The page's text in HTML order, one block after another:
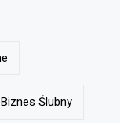
Biznes Ślubny